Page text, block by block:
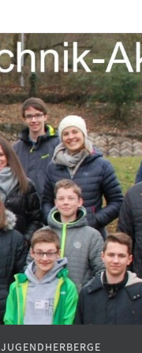
JUGENDHERBERGE